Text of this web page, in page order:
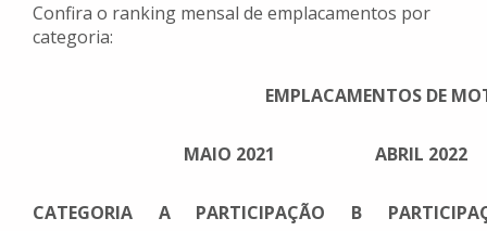
Confira o ranking mensal de emplacamentos por
categoria:
EMPLACAMENTOS DE
MAIO 2021 ABRIL 2022
CATEGORIA A PARTICIPAÇÃO B